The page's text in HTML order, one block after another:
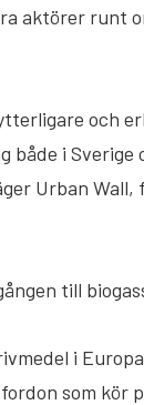
aktörer runt
och
i
Urban Wall,
till
i
som kör